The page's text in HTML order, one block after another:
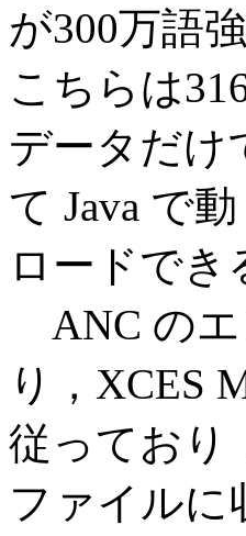
が300万語
こちらは
データだけ
て Java で
ロードでき
ANC のエ
り，XCES
従っており
ファイルに